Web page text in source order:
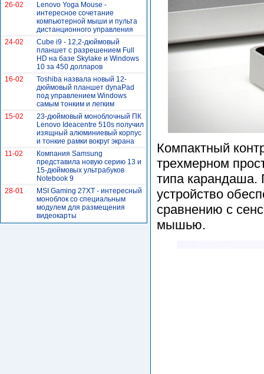
Компактный
трехмерном
типа карандаша.
устройство
сравнению с
мышью.
26-02
Lenovo Yoga Mouse -
интересное сочетание
компьютерной мыши и пульта
дистанционного управления
24-02
Cube i9 - 12,2-дюймовый
планшет с разрешением Full
HD на базе Skylake и Windows
10 за 450 долларов
16-02
Toshiba назвала новый 12-
дюймовый планшет dynaPad
под управлением Windows
самым тонким и легким
15-02
23-дюймовый моноблочный ПК
Lenovo Ideacentre 510s получил
изящный алюминиевый корпус
и тонкие рамки вокруг экрана
11-02
Компания Samsung
представила новую серию 13 и
15-дюймовых ультрабуков
Notebook 9
28-01
MSI Gaming 27XT - интересный
моноблок со специальным
модулем для размещения
видеокарты